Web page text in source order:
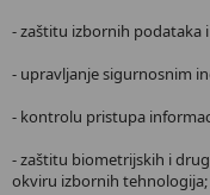
- zaštitu izbornih podataka
- upravljanje sigurnosnim
- kontrolu pristupa
- zaštitu biometrijskih i
okviru izbornih tehnologija;